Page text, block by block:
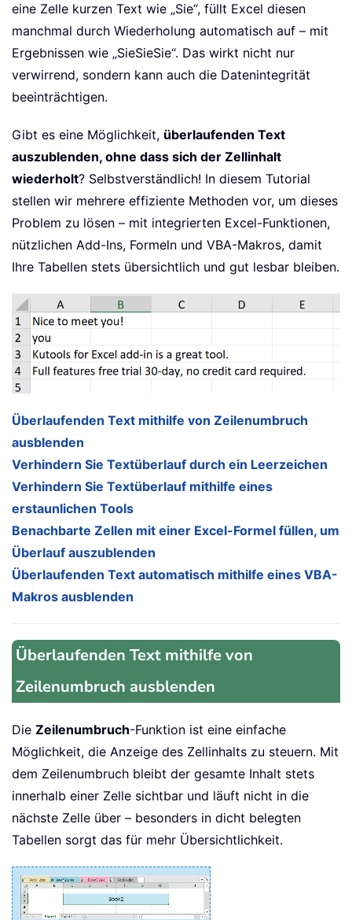
eine Zelle kurzen Text wie „Sie“, füllt Excel diesen
manchmal durch Wiederholung automatisch auf – mit
Ergebnissen wie „SieSieSie“. Das wirkt nicht nur
verwirrend, sondern kann auch die Datenintegrität
beeinträchtigen.
Gibt es eine Möglichkeit, überlaufenden Text
auszublenden, ohne dass sich der Zellinhalt
wiederholt? Selbstverständlich! In diesem Tutorial
stellen wir mehrere effiziente Methoden vor, um dieses
Problem zu lösen – mit integrierten Excel-Funktionen,
nützlichen Add-Ins, Formeln und VBA-Makros, damit
Ihre Tabellen stets übersichtlich und gut lesbar bleiben.
Überlaufenden Text mithilfe von Zeilenumbruch
ausblenden
Verhindern Sie Textüberlauf durch ein Leerzeichen
Verhindern Sie Textüberlauf mithilfe eines
erstaunlichen Tools
Benachbarte Zellen mit einer Excel-Formel füllen, um
Überlauf auszublenden
Überlaufenden Text automatisch mithilfe eines VBA-
Makros ausblenden
Überlaufenden Text mithilfe von
Zeilenumbruch ausblenden
Die Zeilenumbruch-Funktion ist eine einfache
Möglichkeit, die Anzeige des Zellinhalts zu steuern. Mit
dem Zeilenumbruch bleibt der gesamte Inhalt stets
innerhalb einer Zelle sichtbar und läuft nicht in die
nächste Zelle über – besonders in dicht belegten
Tabellen sorgt das für mehr Übersichtlichkeit.